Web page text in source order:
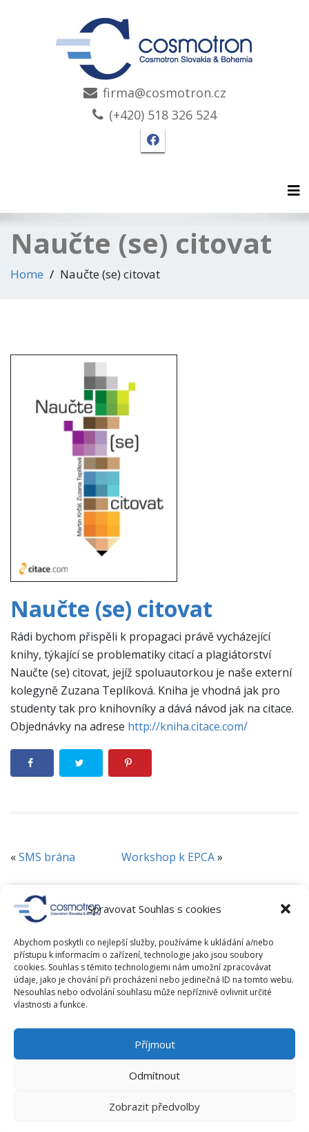
Spravovat Souhlas s cookies
Abychom poskytli co nejlepší služby, používáme k ukládání a/nebo
přístupu k informacím o zařízení, technologie jako jsou soubory
cookies. Souhlas s těmito technologiemi nám umožní zpracovávat
údaje, jako je chování při procházení nebo jedinečná ID na tomto webu.
Nesouhlas nebo odvolání souhlasu může nepříznivě ovlivnit určité
vlastnosti a funkce.
Příjmout
Odmítnout
Zobrazit předvolby
firma@cosmotron.cz
(+420) 518 326 524
Facebook stránka
Naučte (se) citovat
Home Naučte (se) citovat
Naučte (se) citovat
Rádi bychom přispěli k propagaci právě vycházející
knihy, týkající se problematiky citací a plagiátorství
Naučte (se) citovat, jejíž spoluautorkou je naše externí
kolegyně Zuzana Teplíková. Kniha je vhodná jak pro
studenty tak pro knihovníky a dává návod jak na citace.
Objednávky na adrese http://kniha.citace.com/
«SMS brána Workshop k EPCA»
RUBRIKY
Novinky
RFID novinky
AKCE / KONFERENCE
Knihovny současnosti 2026
- 10. 9. 2026